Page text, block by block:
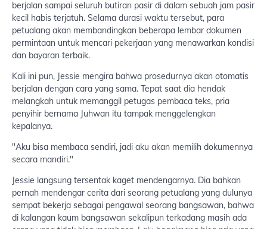
berjalan sampai seluruh butiran pasir di dalam sebuah jam pasir
kecil habis terjatuh. Selama durasi waktu tersebut, para
petualang akan membandingkan beberapa lembar dokumen
permintaan untuk mencari pekerjaan yang menawarkan kondisi
dan bayaran terbaik.
Kali ini pun, Jessie mengira bahwa prosedurnya akan otomatis
berjalan dengan cara yang sama. Tepat saat dia hendak
melangkah untuk memanggil petugas pembaca teks, pria
penyihir bernama Juhwan itu tampak menggelengkan
kepalanya.
"Aku bisa membaca sendiri, jadi aku akan memilih dokumennya
secara mandiri."
Jessie langsung tersentak kaget mendengarnya. Dia bahkan
pernah mendengar cerita dari seorang petualang yang dulunya
sempat bekerja sebagai pengawal seorang bangsawan, bahwa
di kalangan kaum bangsawan sekalipun terkadang masih ada